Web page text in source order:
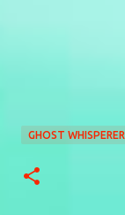
GHOST WHISPERER